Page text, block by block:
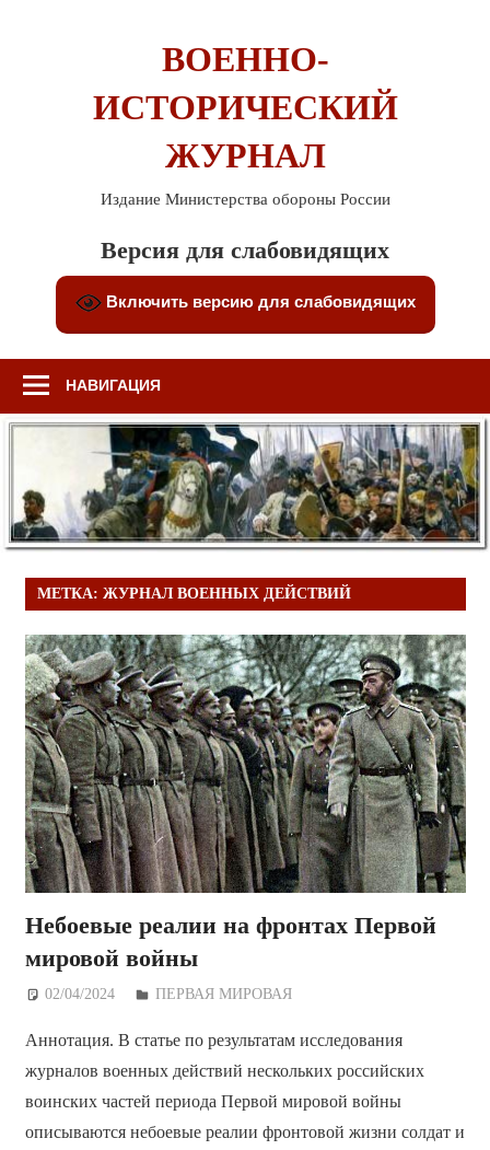
ВОЕННО-
ИСТОРИЧЕСКИЙ
ЖУРНАЛ
Издание Министерства обороны России
Версия для слабовидящих
Включить версию для слабовидящих
НАВИГАЦИЯ
МЕТКА: ЖУРНАЛ ВОЕННЫХ ДЕЙСТВИЙ
Небоевые реалии на фронтах Первой
мировой войны
02/04/2024 Дежурный по Редакции
ПЕРВАЯ МИРОВАЯ
Аннотация. В статье по результатам исследования
журналов военных действий нескольких российских
воинских частей периода Первой мировой войны
описываются небоевые реалии фронтовой жизни солдат и